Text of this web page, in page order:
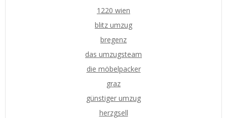
1220 wien
blitz umzug
bregenz
das umzugsteam
die möbelpacker
graz
günstiger umzug
herzgsell